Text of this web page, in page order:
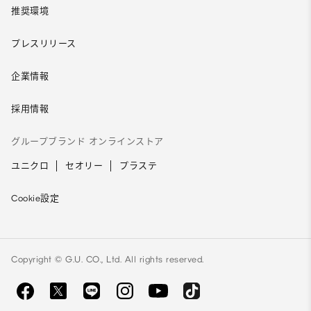
推奨環境
プレスリリース
企業情報
採用情報
グループブランド オンラインストア
ユニクロ セオリー プラステ
Cookie設定
Copyright © G.U. CO., Ltd. All rights reserved.